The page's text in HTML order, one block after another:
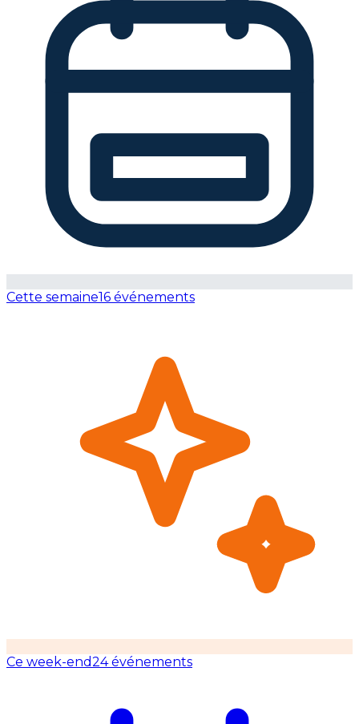
Cette semaine16 événements
Ce week-end24 événements